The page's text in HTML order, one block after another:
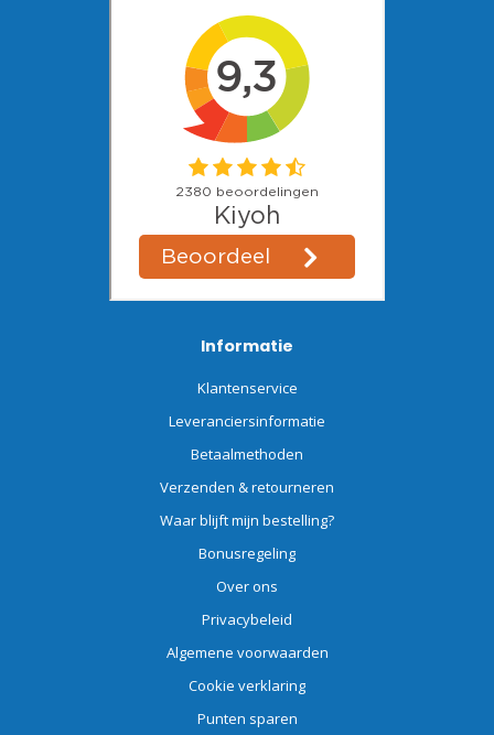
Informatie
Klantenservice
Leveranciersinformatie
Betaalmethoden
Verzenden & retourneren
Waar blijft mijn bestelling?
Bonusregeling
Over ons
Privacybeleid
Algemene voorwaarden
Cookie verklaring
Punten sparen